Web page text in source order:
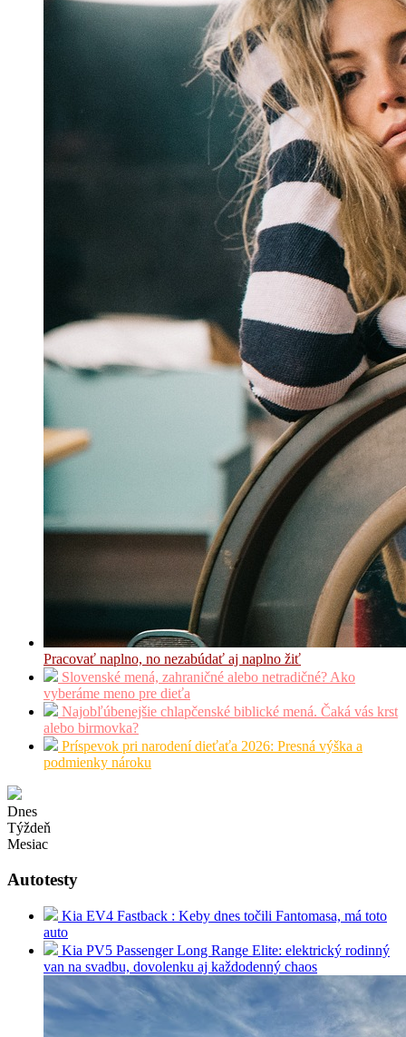
Pracovať naplno, no nezabúdať aj naplno žiť
Slovenské mená, zahraničné alebo netradičné? Ako
vyberáme meno pre dieťa
Najobľúbenejšie chlapčenské biblické mená. Čaká vás krst
alebo birmovka?
Príspevok pri narodení dieťaťa 2026: Presná výška a
podmienky nároku
Dnes
Týždeň
Mesiac
Autotesty
Kia EV4 Fastback : Keby dnes točili Fantomasa, má toto
auto
Kia PV5 Passenger Long Range Elite: elektrický rodinný
van na svadbu, dovolenku aj každodenný chaos